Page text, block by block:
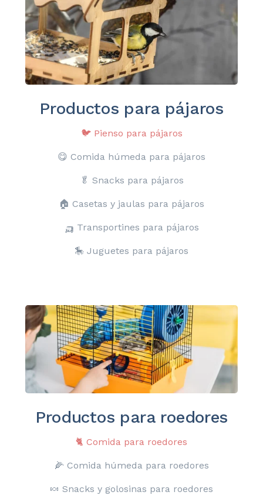
Productos para pájaros
🐦 Pienso para pájaros
😋 Comida húmeda para pájaros
🥬 Snacks para pájaros
🏠 Casetas y jaulas para pájaros
🛺 Transportines para pájaros
🎠 Juguetes para pájaros
Productos para roedores
🐈 Comida para roedores
🌽 Comida húmeda para roedores
🍬 Snacks y golosinas para roedores